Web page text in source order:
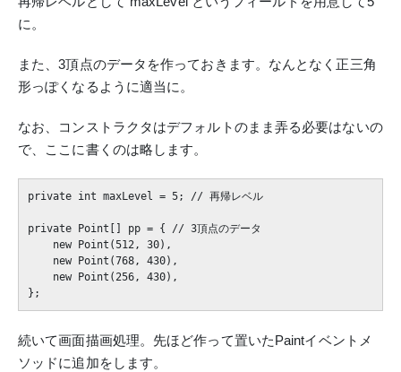
に。
また、3頂点のデータを作っておきます。なんとなく正三角
形っぽくなるように適当に。
なお、コンストラクタはデフォルトのまま弄る必要はないの
で、ここに書くのは略します。
private int maxLevel = 5; // 再帰レベル
private Point[] pp = { // 3頂点のデータ
    new Point(512, 30),
    new Point(768, 430),
    new Point(256, 430),
続いて画面描画処理。先ほど作って置いたPaintイベントメ
ソッドに追加をします。